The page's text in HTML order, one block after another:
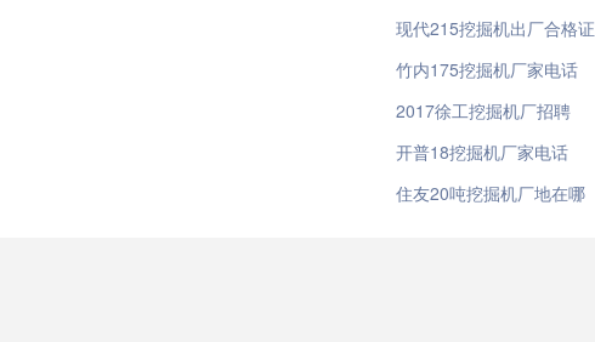
现代215挖掘机出厂合格证
竹内175挖掘机厂家电话
2017徐工挖掘机厂招聘
开普18挖掘机厂家电话
住友20吨挖掘机厂地在哪